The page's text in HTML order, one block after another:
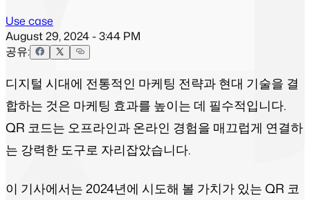
Use case
August 29, 2024 - 3:44 PM
공유:
디지털 시대에 전통적인 마케팅 전략과 현대 기술을 결
합하는 것은 마케팅 효과를 높이는 데 필수적입니다.
QR 코드는 오프라인과 온라인 경험을 매끄럽게 연결하
는 강력한 도구로 자리잡았습니다.
이 기사에서는 2024년에 시도해 볼 가치가 있는 QR 코